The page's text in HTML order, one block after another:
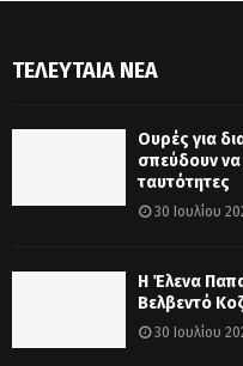
ΤΕΛΕΥΤΑΊΑ ΝΈΑ
Ουρές για
σπεύδουν να
ταυτότητες
30 Ιουλίου
Η Έλενα
Βελβεντό
30 Ιουλίου